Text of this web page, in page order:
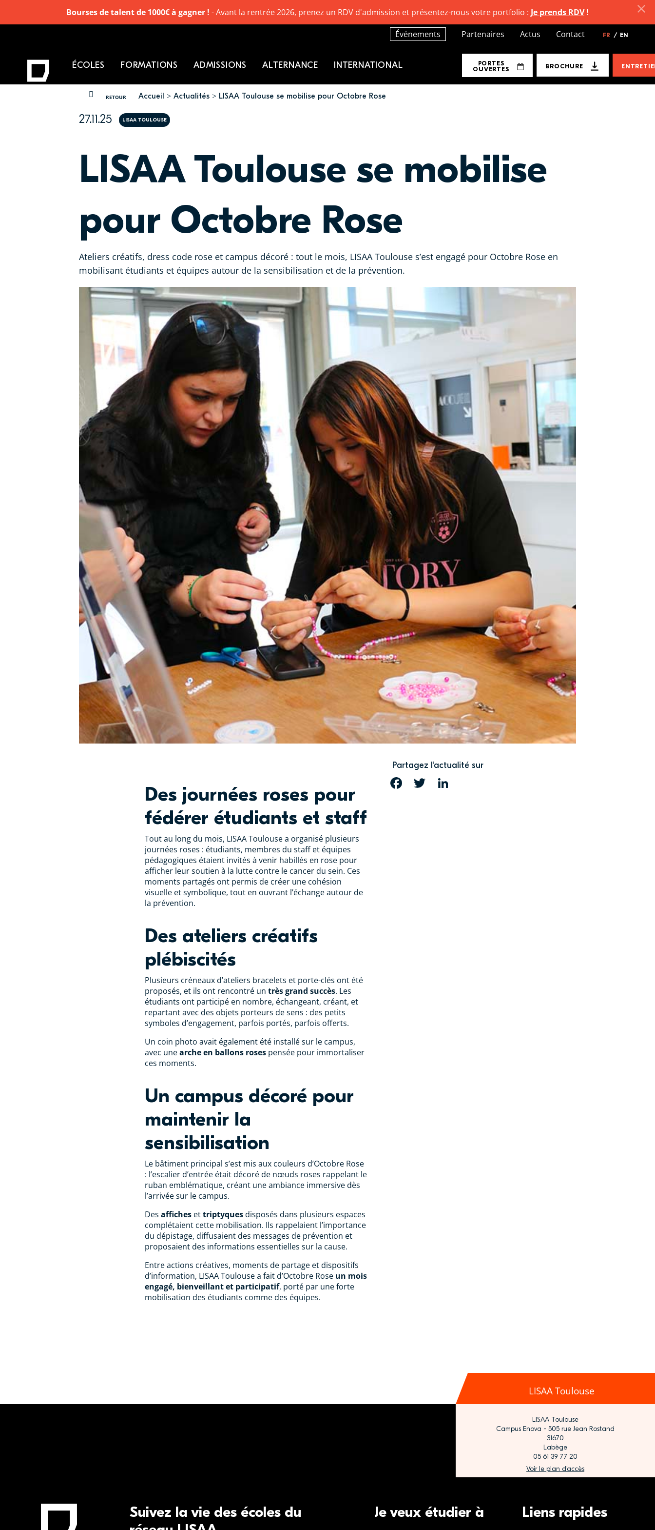
RETOUR
VOUS ÊTES ICI Accueil Actualités LISAA Toulouse se mobilise pour Octobre Rose
27.11.25 LISAA TOULOUSE
LISAA Toulouse se mobilise
pour Octobre Rose
Ateliers créatifs, dress code rose et campus décoré : tout le mois, LISAA Toulouse s’est engagé pour Octobre Rose en
mobilisant étudiants et équipes autour de la sensibilisation et de la prévention.
Des journées roses pour
fédérer étudiants et staff
Tout au long du mois, LISAA Toulouse a organisé plusieurs
journées roses : étudiants, membres du staff et équipes
pédagogiques étaient invités à venir habillés en rose pour
afficher leur soutien à la lutte contre le cancer du sein. Ces
moments partagés ont permis de créer une cohésion
visuelle et symbolique, tout en ouvrant l’échange autour de
la prévention.
Des ateliers créatifs
plébiscités
Plusieurs créneaux d’ateliers bracelets et porte-clés ont été
proposés, et ils ont rencontré un très grand succès. Les
étudiants ont participé en nombre, échangeant, créant, et
repartant avec des objets porteurs de sens : des petits
symboles d’engagement, parfois portés, parfois offerts.
Un coin photo avait également été installé sur le campus,
avec unearche en ballons roses pensée pour immortaliser
ces moments.
Un campus décoré pour
maintenir la
sensibilisation
Le bâtiment principal s’est mis aux couleurs d’Octobre Rose
: l’escalier d’entrée était décoré de nœuds roses rappelant le
ruban emblématique, créant une ambiance immersive dès
l’arrivée sur le campus.
Des affiches ettriptyquesdisposés dans plusieurs espaces
complétaient cette mobilisation. Ils rappelaient l’importance
du dépistage, diffusaient des messages de prévention et
proposaient des informations essentielles sur la cause.
Entre actions créatives, moments de partage et dispositifs
d’information, LISAA Toulouse a fait d’Octobre Rose un mois
engagé, bienveillant et participatif, porté par une forte
mobilisation des étudiants comme des équipes.
Partagez l’actualité sur
FACEBOOKTWITTER
LISAA Toulouse
LISAA Toulouse
Campus Enova - 505 rue Jean Rostand
31670
Labège
05 61 39 77 20
Voir le plan d’accès
Événements Partenaires Actus Contact FR / EN
PORTES
OUVERTES
BROCHURE
ÉCOLES FORMATIONS ADMISSIONS ALTERNANCE INTERNATIONAL
Suivez la vie des écoles du
Je veux étudier à Liens rapides
Bourses de talent de 1000€ à gagner ! - Avant la rentrée 2026, prenez un RDV d'admission et présentez-nous votre portfolio : Je prends RDV!